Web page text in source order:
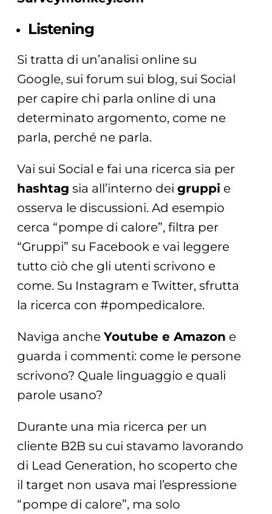
Listening
Si tratta di un’analisi online su
Google, sui forum sui blog, sui Social
per capire chi parla online di una
determinato argomento, come ne
parla, perché ne parla.
Vai sui Social e fai una ricerca sia per
hashtag sia all’interno dei gruppi e
osserva le discussioni. Ad esempio
cerca “pompe di calore”, filtra per
“Gruppi” su Facebook e vai leggere
tutto ciò che gli utenti scrivono e
come. Su Instagram e Twitter, sfrutta
la ricerca con #pompedicalore.
Naviga anche Youtube e Amazon e
guarda i commenti: come le persone
scrivono? Quale linguaggio e quali
parole usano?
Durante una mia ricerca per un
cliente B2B su cui stavamo lavorando
di Lead Generation, ho scoperto che
il target non usava mai l’espressione
“pompe di calore”, ma solo